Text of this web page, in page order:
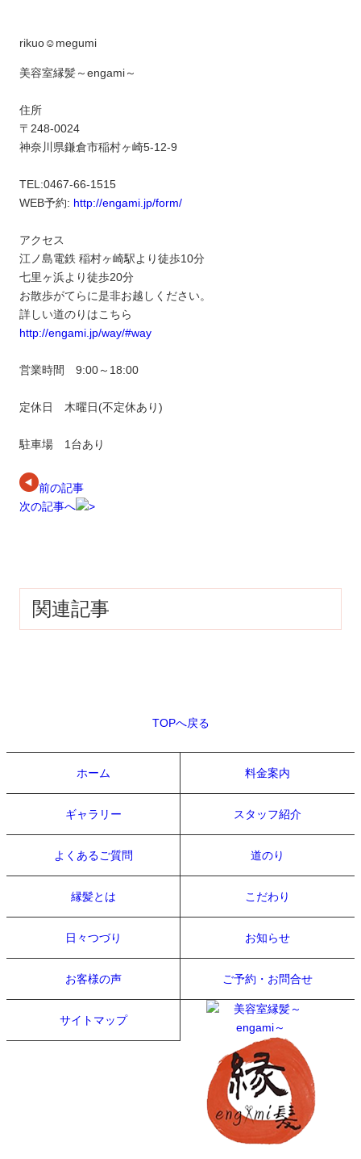
rikuo☺︎megumi
美容室縁髪～engami～
住所
〒248-0024
神奈川県鎌倉市稲村ヶ崎5-12-9
TEL:0467-66-1515
WEB予約: http://engami.jp/form/
アクセス
江ノ島電鉄 稲村ヶ崎駅より徒歩10分
七里ヶ浜より徒歩20分
お散歩がてらに是非お越しください。
詳しい道のりはこちら
http://engami.jp/way/#way
営業時間 9:00～18:00
定休日 木曜日(不定休あり)
駐車場 1台あり
前の記事
次の記事へ
関連記事
TOPへ戻る
ホーム 料金案内
ギャラリー スタッフ紹介
よくあるご質問 道のり
縁髪とは こだわり
日々つづり お知らせ
お客様の声 ご予約・お問合せ
サイトマップ